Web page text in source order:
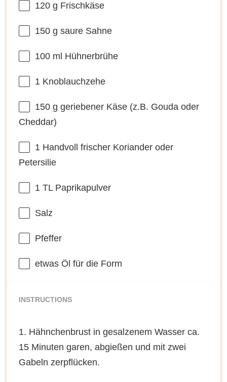
120 g Frischkäse
150 g saure Sahne
100ml Hühnerbrühe
1Knoblauchzehe
150 g geriebener Käse (z.B. Gouda oder
Cheddar)
1Handvoll frischer Koriander oder
Petersilie
1TL Paprikapulver
Salz
Pfeffer
etwas Öl für die Form
INSTRUCTIONS
1. Hähnchenbrust in gesalzenem Wasser ca.
15 Minuten garen, abgießen und mit zwei
Gabeln zerpflücken.